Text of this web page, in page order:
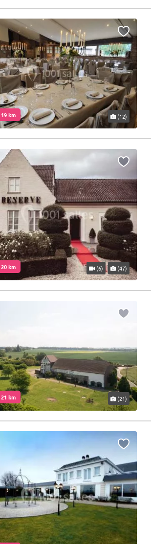
km (12)
km (6) (47)
km (21)